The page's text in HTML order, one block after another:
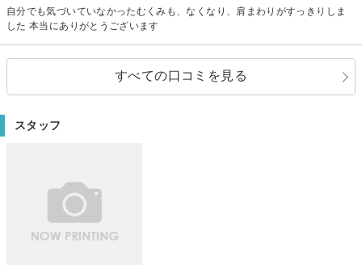
ましたが、その気持ちよさに感動しました。 そして最近肌のくすみが気にな
っていたのですが、ワントーン明るくなった気がします。 また行きます(*^^*)
自分でも気づいていなかったむくみも、なくなり、肩まわりがすっきりしま
した 本当にありがとうございます
すべての口コミを見る
スタッフ